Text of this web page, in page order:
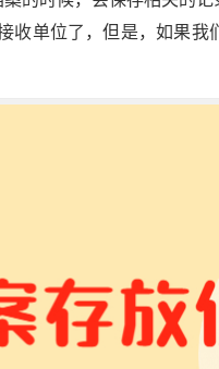
收单位了，但是，如果